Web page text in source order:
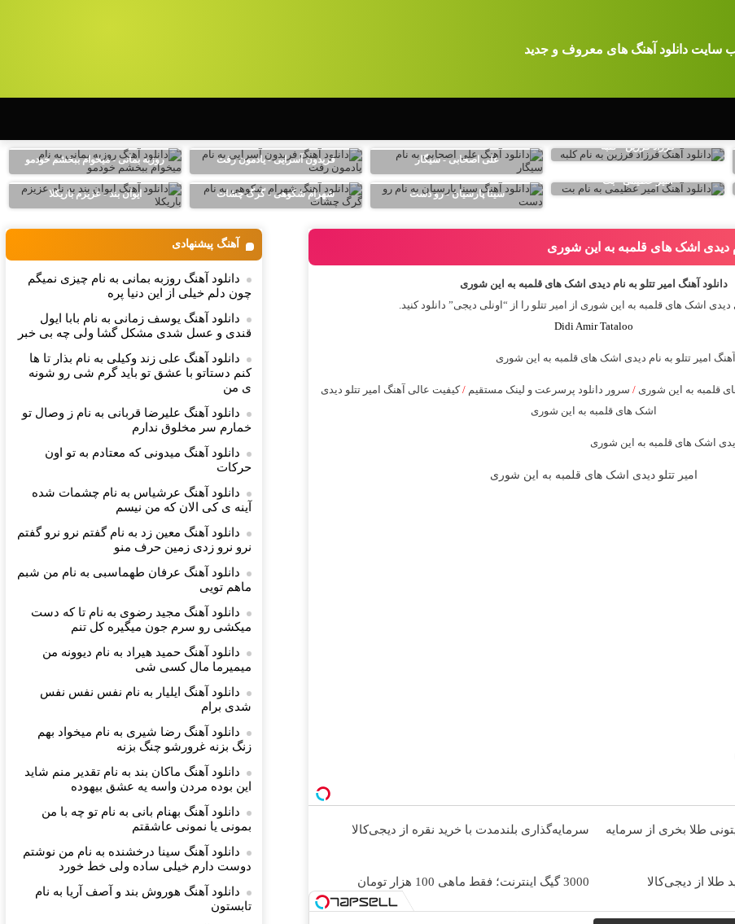
سایت دانلود آهنگ های معروف و جدید
فرزاد فرزین - کلبه
علی اصحابی - سیگار
فریدون آسرایی - یادمون رفت روزبه بمانی - میخوام ببخشم خودمو
امیر عظیمی - بت
سینا پارسیان - رو دست
شهرام شکوهی - گرگ چشات ایوان بند - عزیزم باریکلا
دیدی اشک های قلمبه به این شوری
دانلود آهنگ امیر تتلو به نام دیدی اشک های قلمبه به این شوری
دیدی اشک های قلمبه به این شوری از
امیر تتلو را از “اونلی دیجی” دانلود کنید.
Didi Amir Tataloo
قلمبه به این شوری /سرور دانلود پرسرعت و لینک مستقیم /کیفیت عالی آهنگ امیر تتلو دیدی
اشک های قلمبه به این شوری
امیر تتلو دیدی اشک های قلمبه به این شوری
طلا بخری از سرمایه
سرمایه‌گذاری بلندمدت با خرید نقره از دیجی‌کالا
طلا از دیجی‌کالا 3000 گیگ اینترنت؛ فقط ماهی 100 هزار تومان
آهنگ پیشنهادی
دانلود آهنگ روزبه بمانی به نام چیزی نمیگم
چون دلم خیلی از این دنیا پره
دانلود آهنگ یوسف زمانی به نام بابا ایول
قندی و عسل شدی مشکل گشا ولی چه بی خبر
دانلود آهنگ علی زند وکیلی به نام بذار تا ها
كنم دستاتو با عشق تو باید گرم شی رو شونه
ى من
دانلود آهنگ علیرضا قربانی به نام ز وصال تو
خمارم سر مخلوق ندارم
دانلود آهنگ میدونی که معتادم به تو اون
حرکات
دانلود آهنگ عرشیاس به نام چشمات شده
آینه ی کی الان که من نیسم
دانلود آهنگ معین زد به نام گفتم نرو نرو گفتم
نرو نرو زدی زمین حرف منو
دانلود آهنگ عرفان طهماسبی به نام من شبم
ماهم تویی
دانلود آهنگ مجید رضوی به نام ‎تا که دست
میکشی رو سرم جون میگیره کل تنم
دانلود آهنگ حمید هیراد به نام دیوونه من
میمیرما مال کسی شی
دانلود آهنگ ایلیار به نام نفس نفس نفس
شدی برام
دانلود آهنگ رضا شیری به نام میخواد بهم
زنگ بزنه غرورشو چنگ بزنه
دانلود آهنگ ماکان بند به نام تقدیر منم شاید
این بوده مردن واسه یه عشق بیهوده
دانلود آهنگ بهنام بانی به نام تو چه با من
بمونی یا نمونی عاشقتم
دانلود آهنگ سینا درخشنده به نام من نوشتم
دوست دارم خیلی ساده ولی خط خورد
دانلود آهنگ هوروش بند و آصف آریا به نام
تابستون